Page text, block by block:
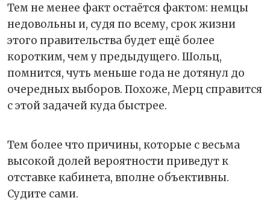
Тем не менее факт остаётся фактом: немцы
недовольны и, судя по всему, срок жизни
этого правительства будет ещё более
коротким, чем у предыдущего. Шольц,
помнится, чуть меньше года не дотянул до
очередных выборов. Похоже, Мерц справится
с этой задачей куда быстрее.
Тем более что причины, которые с весьма
высокой долей вероятности приведут к
отставке кабинета, вполне объективны.
Судите сами.